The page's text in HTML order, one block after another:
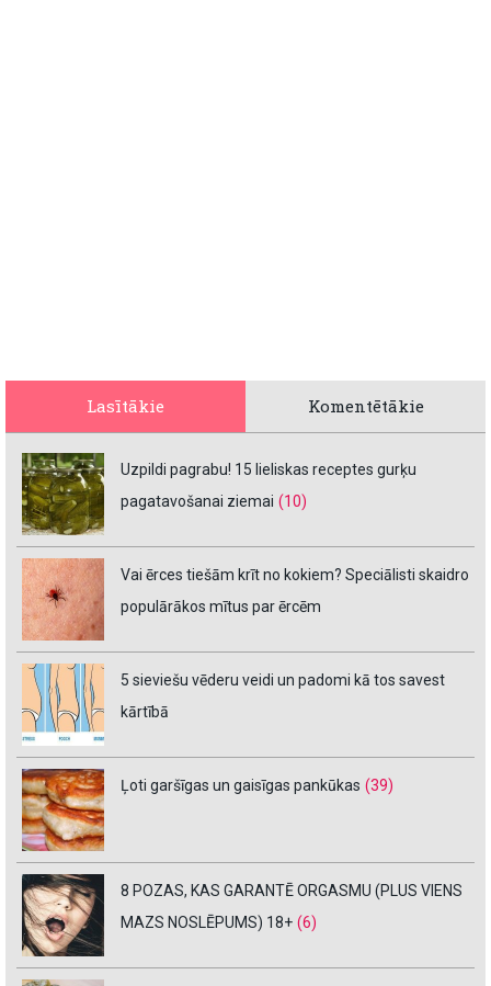
Lasītākie Komentētākie
Uzpildi pagrabu! 15 lieliskas receptes gurķu
pagatavošanai ziemai (10)
Vai ērces tiešām krīt no kokiem? Speciālisti skaidro
populārākos mītus par ērcēm
5 sieviešu vēderu veidi un padomi kā tos savest
kārtībā
Ļoti garšīgas un gaisīgas pankūkas (39)
8 POZAS, KAS GARANTĒ ORGASMU (PLUS VIENS
MAZS NOSLĒPUMS) 18+ (6)